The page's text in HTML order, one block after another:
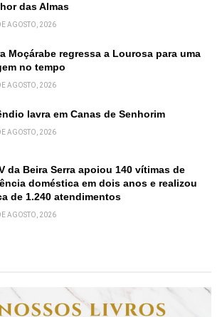
das Almas
AGOSTO, 2026
Moçárabe regressa a Lourosa para uma
no tempo
AGOSTO, 2026
lavra em Canas de Senhorim
AGOSTO, 2026
da Beira Serra apoiou 140 vítimas de
doméstica em dois anos e realizou
de 1.240 atendimentos
AGOSTO, 2026